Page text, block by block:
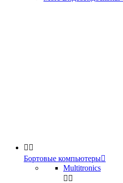
 
Бортовые компьютеры
Multitronics
 